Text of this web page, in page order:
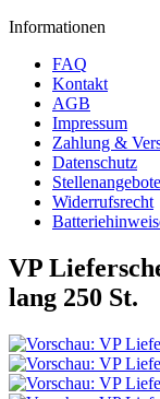
Informationen
FAQ
Kontakt
AGB
Impressum
Zahlung &
Datenschutz
Stellenangebote
Widerrufsrecht
VP
lang 250 St.